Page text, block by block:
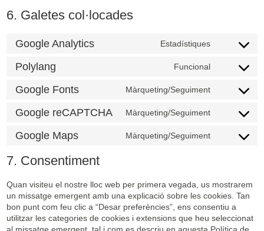
6. Galetes col·locades
Google Analytics Estadístiques
Consent
service
analytics
Polylang Funcional
Consent
service
Google Fonts Màrqueting/Seguiment
Consent
service
Google reCAPTCHA Màrqueting/Seguiment
Consent
service
Google Maps Màrqueting/Seguiment
Consent
maps
7. Consentiment
Quan visiteu el nostre lloc web per primera vegada, us mostrarem
un missatge emergent amb una explicació sobre les cookies. Tan
bon punt com feu clic a “Desar preferències”, ens consentiu a
utilitzar les categories de cookies i extensions que heu seleccionat